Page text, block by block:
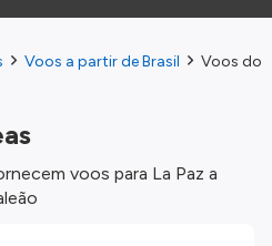
Voos a partir de Brasil Voos do
voos para La Paz a